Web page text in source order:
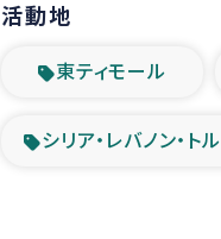
活動地
東ティモール
シリア・レバノン・ト